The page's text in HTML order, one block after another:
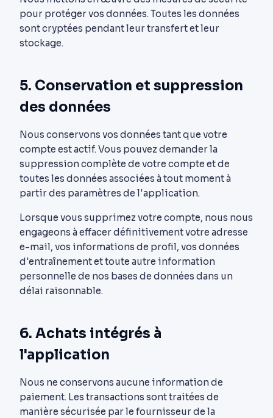
pour protéger vos données. Toutes les données
sont cryptées pendant leur transfert et leur
stockage.
5. Conservation et suppression
des données
Nous conservons vos données tant que votre
compte est actif. Vous pouvez demander la
suppression complète de votre compte et de
toutes les données associées à tout moment à
partir des paramètres de l'application.
Lorsque vous supprimez votre compte, nous nous
engageons à effacer définitivement votre adresse
e-mail, vos informations de profil, vos données
d'entraînement et toute autre information
personnelle de nos bases de données dans un
délai raisonnable.
6. Achats intégrés à
l'application
Nous ne conservons aucune information de
paiement. Les transactions sont traitées de
manière sécurisée par le fournisseur de la